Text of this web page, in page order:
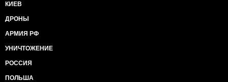
КИЕВ
ДРОНЫ
АРМИЯ РФ
УНИЧТОЖЕНИЕ
РОССИЯ
ПОЛЬША